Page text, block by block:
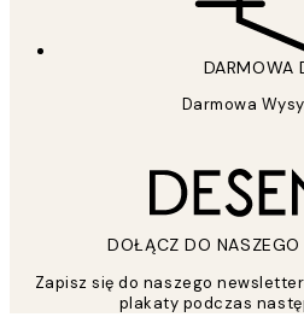
DARMOWA
Darmowa
DOŁĄCZ DO NASZEGO
Zapisz się do naszego
plakaty podczas